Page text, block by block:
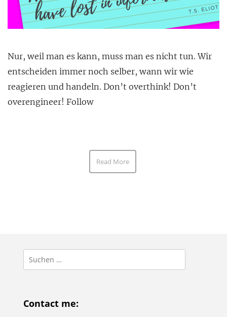
Nur, weil man es kann, muss man es nicht tun. Wir
entscheiden immer noch selber, wann wir wie
reagieren und handeln. Don’t overthink! Don’t
overengineer! Follow
Read More
Suchen
nach:
Contact me: